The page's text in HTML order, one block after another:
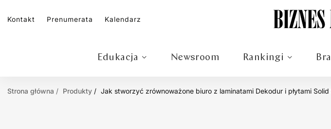
Kontakt Prenumerata Kalendarz
Edukacja Newsroom Rankingi
Strona główna Produkty Jak stworzyć zrównoważone biuro z laminatami Dekodur i płytami Solid